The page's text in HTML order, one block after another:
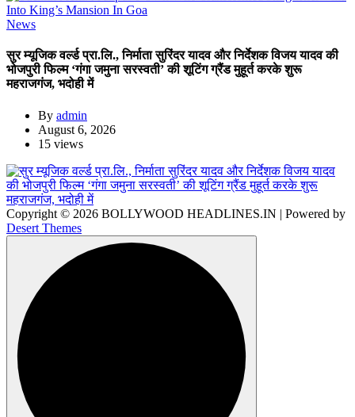
News
सुर म्यूजिक वर्ल्ड प्रा.लि., निर्माता सुरिंदर यादव और निर्देशक विजय यादव की
भोजपुरी फिल्म ‘गंगा जमुना सरस्वती’ की शूटिंग ग्रैंड मुहूर्त करके शुरू
महराजगंज, भदोही में
By admin
August 6, 2026
15 views
Copyright © 2026 BOLLYWOOD HEADLINES.IN | Powered by
Desert Themes